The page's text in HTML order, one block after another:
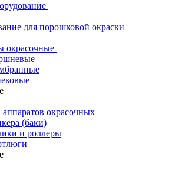
для порошковой окраски
окрасочные
аппаратов окрасочных
(баки)
и роллеры